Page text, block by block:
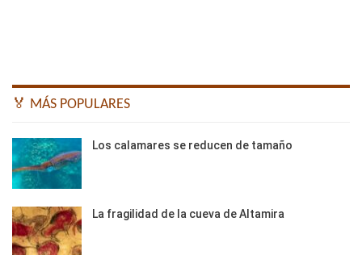
🏅 MÁS POPULARES
Los calamares se reducen de tamaño
La fragilidad de la cueva de Altamira